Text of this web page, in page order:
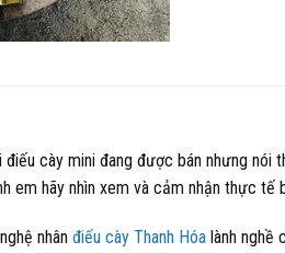
cày mini đang được bán nhưng nói
em hãy nhìn xem và cảm nhận thực
nhân điếu cày Thanh Hóa lành nghề